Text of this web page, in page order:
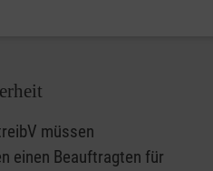
müssen
einen Beauftragten für